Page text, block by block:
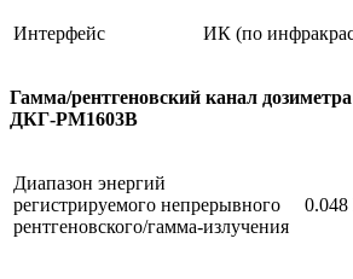
Интерфейс ИК (по
Гамма/рентгеновский канал
ДКГ-РМ1603В
Диапазон энергий
регистрируемого непрерывного
рентгеновского/гамма-излучения